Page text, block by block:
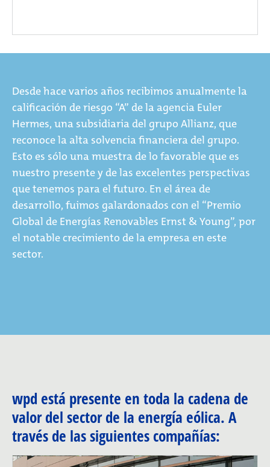
Desde hace varios años recibimos anualmente la
calificación de riesgo “A” de la agencia Euler
Hermes, una subsidiaria del grupo Allianz, que
reconoce la alta solvencia financiera del grupo.
Esto es sólo una muestra de lo favorable que es
nuestro presente y de las excelentes perspectivas
que tenemos para el futuro. En el área de
desarrollo, fuimos galardonados con el “Premio
Global de Energías Renovables Ernst & Young”, por
el notable crecimiento de la empresa en este
sector.
wpd está presente en toda la cadena de
valor del sector de la energía eólica. A
través de las siguientes compañías: